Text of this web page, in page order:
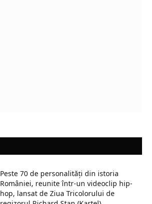
Peste 70 de personalități din istoria
României, reunite într-un videoclip hip-
hop, lansat de Ziua Tricolorului de